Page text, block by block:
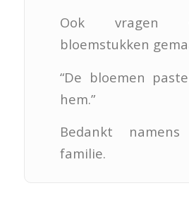
Ook vragen
bloemstukken
“De bloemen
hem.”
Bedankt
familie.